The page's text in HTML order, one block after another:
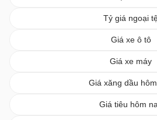
Tỷ giá ngoại
Giá xe ô tô
Giá xe máy
Giá xăng dầu
Giá tiêu hôm